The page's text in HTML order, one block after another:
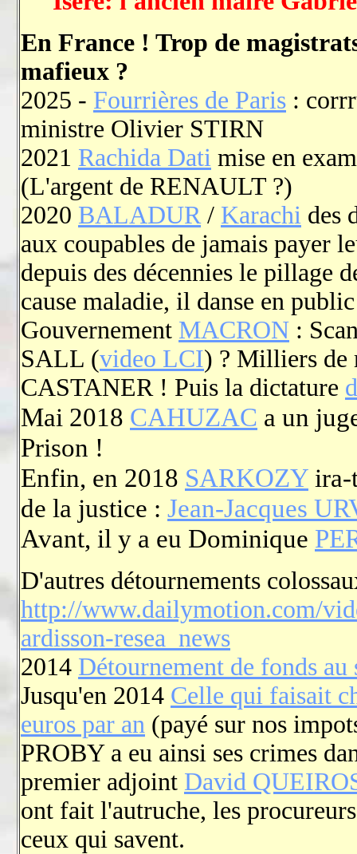
En France ! Trop de
mafieux ?
2025 - Fourrières de Paris :
ministre Olivier STIRN
2021 Rachida Dati mise en
(L'argent de RENAULT ?)
2020 BALADUR/ Karachi des
aux coupables de jamais payer
depuis des décennies le pillage
cause maladie, il danse en
Gouvernement MACRON :
SALL (video LCI) ? Milliers de
CASTANER ! Puis la dictature
Mai 2018 CAHUZAC a un
Prison !
Enfin, en 2018 SARKOZY ira-
de la justice : Jean-Jacques
Avant, il y a eu Dominique
D'autres détournements
http://www.dailymotion.com/
ardisson-resea_news
2014 Détournement de fonds au
Jusqu'en 2014 Celle qui faisait
euros par an (payé sur nos
PROBY a eu ainsi ses crimes
premier adjoint David
ont fait l'autruche, les
ceux qui savent.